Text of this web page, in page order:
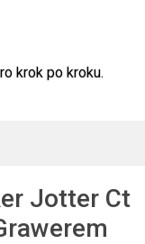
krok po kroku.
Jotter Ct